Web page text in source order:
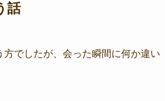
話
でしたが、会った瞬間に何か違い